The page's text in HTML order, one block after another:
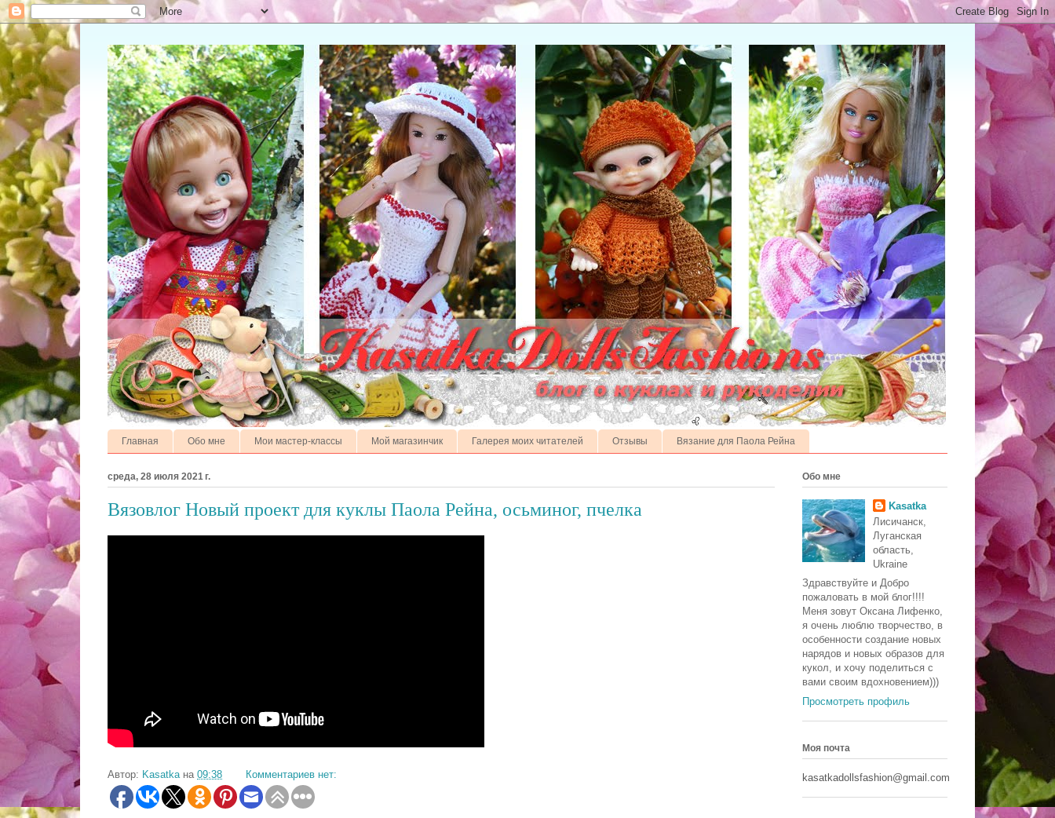
Главная Обо мне Мои мастер-классы Мой магазинчик Галерея моих читателей Отзывы Вязание для Паола Рейна
среда, 28 июля 2021 г.
Вязовлог Новый проект для куклы Паола Рейна, осьминог, пчелка
Автор: Kasatka на 09:38 Комментариев нет:
Обо мне
Kasatka
Лисичанск,
Луганская
область,
Ukraine
Здравствуйте и Добро
пожаловать в мой блог!!!!
Меня зовут Оксана Лифенко,
я очень люблю творчество, в
особенности создание новых
нарядов и новых образов для
кукол, и хочу поделиться с
вами своим вдохновением)))
Просмотреть профиль
Моя почта
kasatkadollsfashion@gmail.com